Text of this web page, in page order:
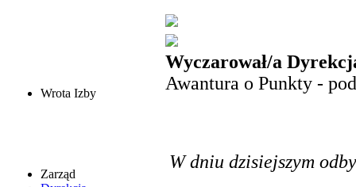
Wrota Izby
Zarząd
Wyczarował/a
Awantura o Punkty -
W dniu dzisiejszym